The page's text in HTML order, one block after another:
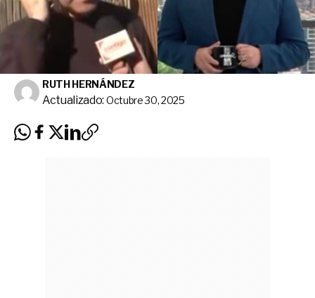
RUTH HERNÁNDEZ
Actualizado: Octubre 30, 2025